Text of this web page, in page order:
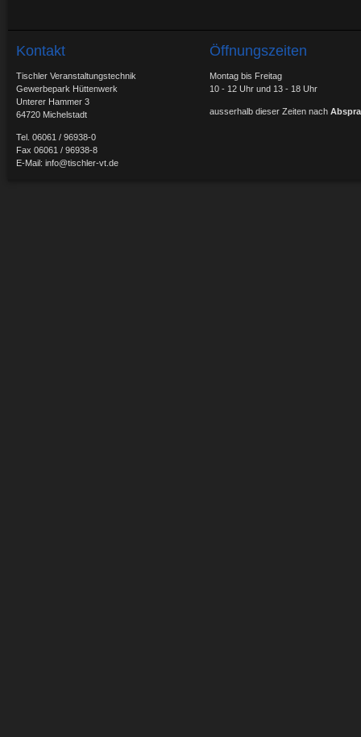
Kontakt
Tischler Veranstaltungstechnik
Gewerbepark Hüttenwerk
Unterer Hammer 3
64720 Michelstadt
Tel. 06061 / 96938-0
Fax 06061 / 96938-8
E-Mail: info@tischler-vt.de
Öffnungszeiten
Montag bis Freitag
10 - 12 Uhr und 13 - 18 Uhr
ausserhalb dieser Zeiten nach